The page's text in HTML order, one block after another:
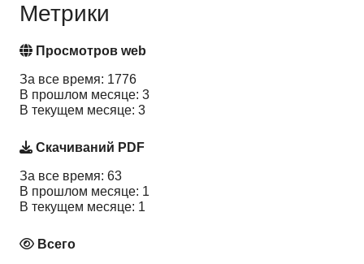
Метрики
Просмотров web
За все время: 1776
В прошлом месяце: 3
В текущем месяце: 3
Скачиваний PDF
За все время: 63
В прошлом месяце: 1
В текущем месяце: 1
Всего